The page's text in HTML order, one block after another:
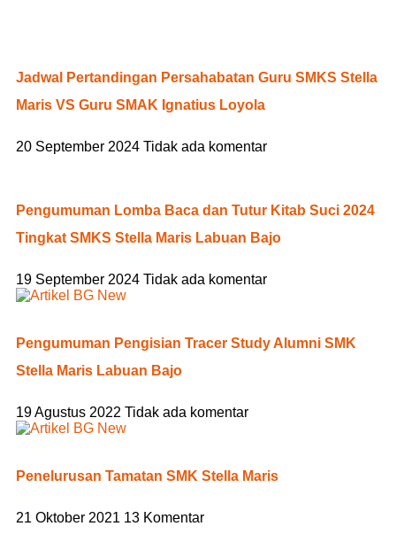
Jadwal Pertandingan Persahabatan Guru SMKS Stella
Maris VS Guru SMAK Ignatius Loyola
20 September 2024 Tidak ada komentar
Pengumuman Lomba Baca dan Tutur Kitab Suci 2024
Tingkat SMKS Stella Maris Labuan Bajo
19 September 2024 Tidak ada komentar
Pengumuman Pengisian Tracer Study Alumni SMK
Stella Maris Labuan Bajo
19 Agustus 2022 Tidak ada komentar
Penelurusan Tamatan SMK Stella Maris
21 Oktober 2021 13 Komentar